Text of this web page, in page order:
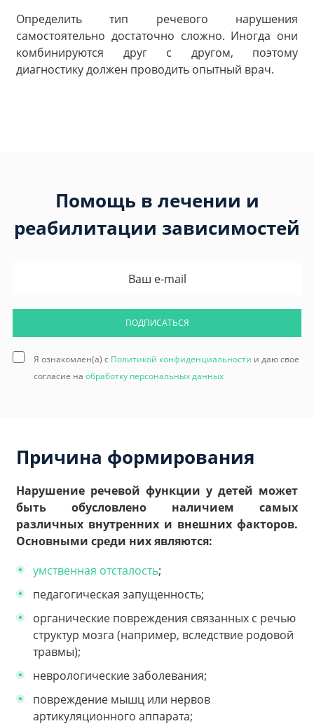
Определить тип речевого нарушения
самостоятельно достаточно сложно. Иногда они
комбинируются друг с другом, поэтому
диагностику должен проводить опытный врач.
Помощь в лечении и
реабилитации зависимостей
ПОДПИСАТЬСЯ
Я ознакомлен(а) с Политикой конфиденциальности и даю свое
согласие на обработку персональных данных
Причина формирования
Нарушение речевой функции у детей может
быть обусловлено наличием самых
различных внутренних и внешних факторов.
Основными среди них являются:
умственная отсталость;
педагогическая запущенность;
органические повреждения связанных с речью
структур мозга (например, вследствие родовой
травмы);
неврологические заболевания;
повреждение мышц или нервов
артикуляционного аппарата;